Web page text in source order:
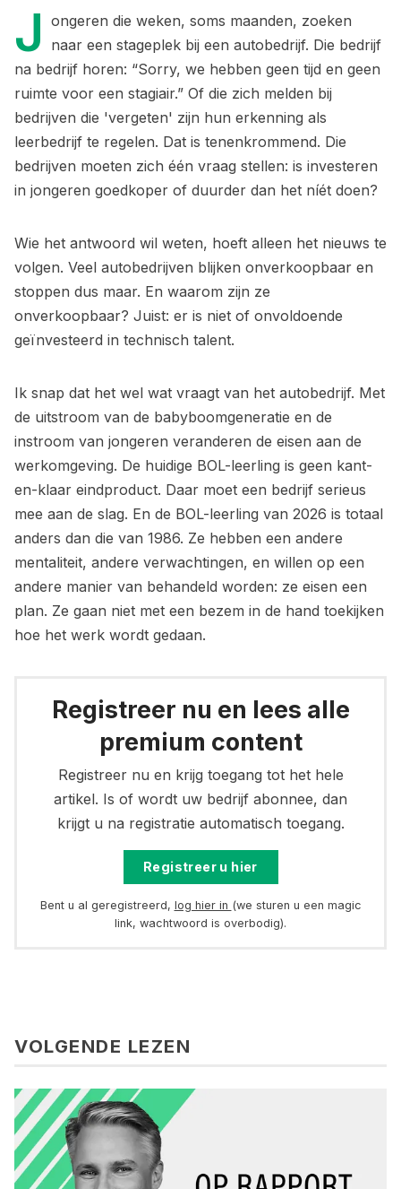
J ongeren die weken, soms maanden, zoeken
naar een stageplek bij een autobedrijf. Die bedrijf
na bedrijf horen: “Sorry, we hebben geen tijd en geen
ruimte voor een stagiair.” Of die zich melden bij
bedrijven die 'vergeten' zijn hun erkenning als
leerbedrijf te regelen. Dat is tenenkrommend. Die
bedrijven moeten zich één vraag stellen: is investeren
in jongeren goedkoper of duurder dan het níét doen?
Wie het antwoord wil weten, hoeft alleen het nieuws te
volgen. Veel autobedrijven blijken onverkoopbaar en
stoppen dus maar. En waarom zijn ze
onverkoopbaar? Juist: er is niet of onvoldoende
geïnvesteerd in technisch talent.
Ik snap dat het wel wat vraagt van het autobedrijf. Met
de uitstroom van de babyboomgeneratie en de
instroom van jongeren veranderen de eisen aan de
werkomgeving. De huidige BOL-leerling is geen kant-
en-klaar eindproduct. Daar moet een bedrijf serieus
mee aan de slag. En de BOL-leerling van 2026 is totaal
anders dan die van 1986. Ze hebben een andere
mentaliteit, andere verwachtingen, en willen op een
andere manier van behandeld worden: ze eisen een
plan. Ze gaan niet met een bezem in de hand toekijken
hoe het werk wordt gedaan.
Registreer nu en lees alle
premium content
Registreer nu en krijg toegang tot het hele
artikel. Is of wordt uw bedrijf abonnee, dan
krijgt u na registratie automatisch toegang.
Registreer u hier
Bent u al geregistreerd, log hier in (we sturen u een magic
link, wachtwoord is overbodig).
VOLGENDE LEZEN